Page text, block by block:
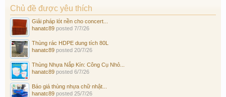
Chủ đề được yêu thích
Giải pháp lót nền cho concert...
hanatc89 posted 7/7/26
Thùng rác HDPE dung tích 80L
hanatc89 posted 20/7/26
Thùng Nhựa Nắp Kín: Công Cụ Nhỏ...
hanatc89 posted 6/7/26
Báo giá thùng nhựa chữ nhật...
hanatc89 posted 25/7/26